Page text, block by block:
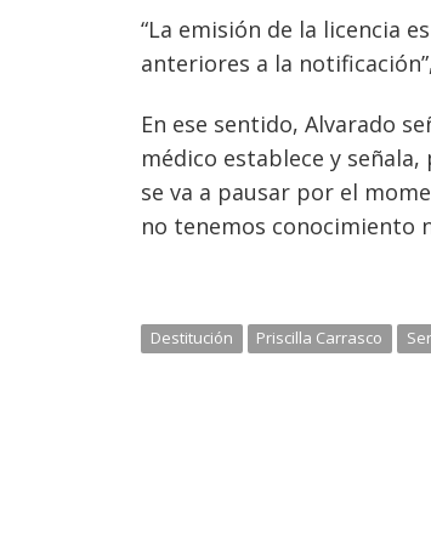
“La emisión de la licencia
anteriores a la
En ese sentido, Alvarado
médico establece y
se va a pausar por el
no tenemos conocimiento
Destitución Priscilla Carrasco